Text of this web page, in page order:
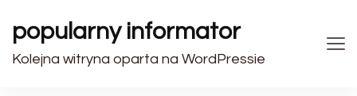
popularny informator
Kolejna witryna oparta na WordPressie